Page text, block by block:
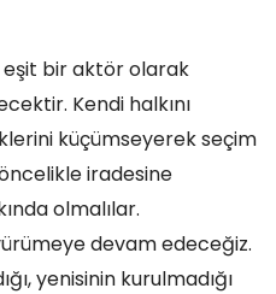
eşit bir aktör olarak
Kendi halkını
küçümseyerek seçim
iradesine
olmalılar.
devam edeceğiz.
yenisinin kurulmadığı